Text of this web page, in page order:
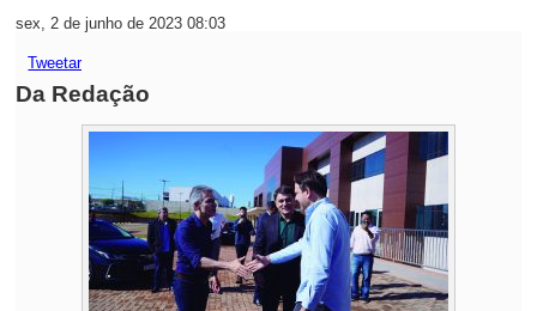
sex, 2 de junho de 2023 08:03
Tweetar
Da Redação